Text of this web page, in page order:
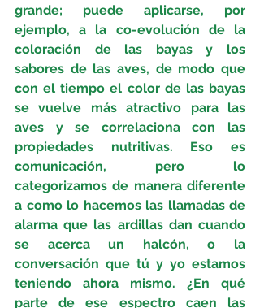
grande; puede aplicarse, por
ejemplo, a la co-evolución de la
coloración de las bayas y los
sabores de las aves, de modo que
con el tiempo el color de las bayas
se vuelve más atractivo para las
aves y se correlaciona con las
propiedades nutritivas. Eso es
comunicación, pero lo
categorizamos de manera diferente
a como lo hacemos las llamadas de
alarma que las ardillas dan cuando
se acerca un halcón, o la
conversación que tú y yo estamos
teniendo ahora mismo. ¿En qué
parte de ese espectro caen las